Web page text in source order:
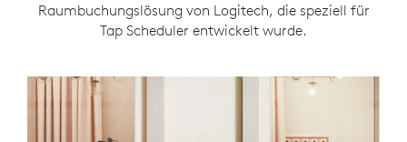
Raumbuchungslösung von Logitech, die speziell für
Tap Scheduler entwickelt wurde.